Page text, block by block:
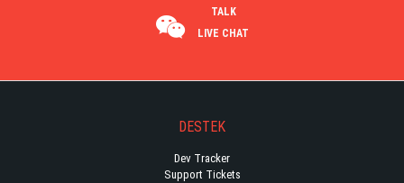
TALK
LIVE CHAT
DESTEK
Dev Tracker
Support Tickets